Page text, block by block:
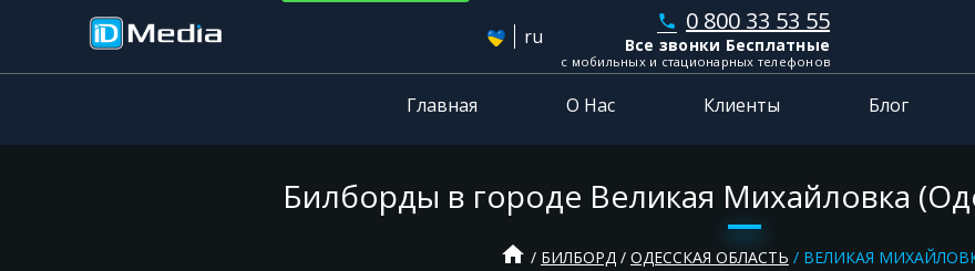
ru
phone 0 800 33 53 55
Все звонки Бесплатные
с мобильных и стационарных телефонов
Главная О Нас Клиенты Блог
Билборды в городе Великая Михайловка
home БИЛБОРД ОДЕССКАЯ ОБЛАСТЬ ВЕЛИКАЯ